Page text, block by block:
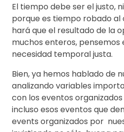
El tiempo debe ser el justo,
porque es tiempo robado al
hará que el resultado de la
muchos enteros,
necesidad temporal justa.
Bien, ya hemos hablado de
analizando variables
con los eventos
incluso esos eventos que
events organizados por